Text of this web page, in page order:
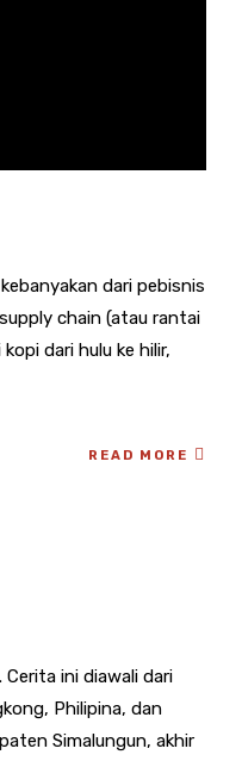
dari pebisnis
chain (atau rantai
dari hulu ke hilir,
READ MORE
Cerita ini diawali dari
Philipina, dan
Simalungun, akhir